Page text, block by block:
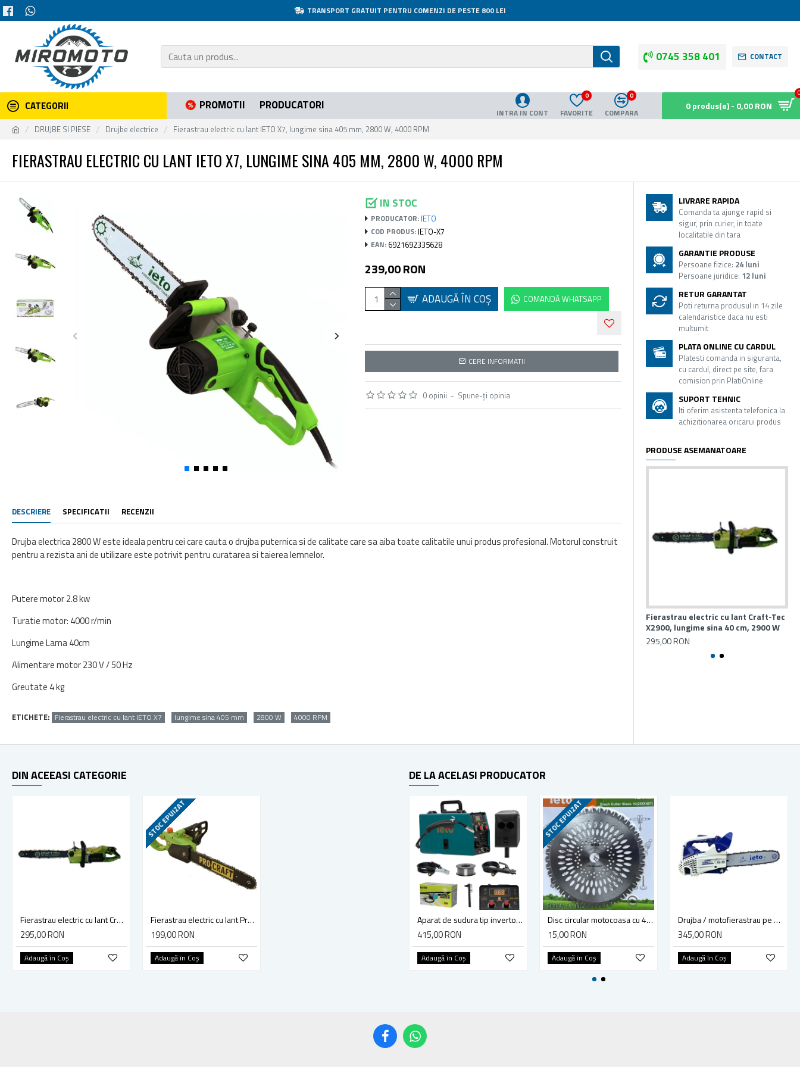
TRANSPORT GRATUIT PENTRU COMENZI DE PESTE 800 LEI
0745 358 401 CONTACT
CATEGORII PROMOTII PRODUCATORI
INTRA IN CONT FAVORITE
0
COMPARA
0
0 produs(e) - 0,00 RON
DRUJBE SI PIESE Drujbe electrice Fierastrau electric cu lant IETO X7, lungime sina 405 mm, 2800 W, 4000 RPM
FIERASTRAU ELECTRIC CU LANT IETO X7, LUNGIME SINA 405 MM, 2800 W, 4000 RPM
IN STOC
PRODUCATOR: IETO
COD PRODUS: IETO-X7
EAN: 6921692335628
0 opinii - Spune-ţi opinia
239,00 RON
ADAUGĂ ÎN COŞ COMANDĂ WHATSAPP
CERE INFORMATII
DESCRIERE SPECIFICATII RECENZII
Drujba electrica 2800 W este ideala pentru cei care cauta o drujba puternica si de calitate care sa aiba toate calitatile unui produs profesional. Motorul construit
pentru a rezista ani de utilizare este potrivit pentru curatarea si taierea lemnelor.
Putere motor 2.8 kw
Turatie motor: 4000 r/min
Lungime Lama 40cm
Alimentare motor 230 V / 50 Hz
Greutate 4 kg
ETICHETE: Fierastrau electric cu lant IETO X7 lungime sina 405 mm 2800 W 4000 RPM
LIVRARE RAPIDA
Comanda ta ajunge rapid si
sigur, prin curier, in toate
localitatile din tara
GARANTIE PRODUSE
Persoane fizice: 24 luni
Persoane juridice: 12 luni
RETUR GARANTAT
Poti returna produsul in 14 zile
calendaristice daca nu esti
multumit
PLATA ONLINE CU CARDUL
Platesti comanda in siguranta,
cu cardul, direct pe site, fara
comision prin PlatiOnline
SUPORT TEHNIC
Iti oferim asistenta telefonica la
achizitionarea oricarui produs
PRODUSE ASEMANATOARE
Fierastrau electric cu lant Craft-Tec
X2900, lungime sina 40 cm, 2900 W
295,00 RON
DIN ACEEASI CATEGORIE
Fierastrau electric cu lant Craft-Tec X2900, lungime sina 40 cm, 2900 W
295,00 RON
Adaugă în Coş
STOC EPUIZAT
Fierastrau electric cu lant Procraft K1800, lungime sina 35 cm, 1800 W
199,00 RON
Adaugă în Coş
DE LA ACELASI PRODUCATOR
Aparat de sudura tip invertor, Ieto MIG-250, sudura MIG-MMA-TIG 3 in 1 cu Afisaj LED, electrod, sarma flux 0.8mm inclusa
415,00 RON
Adaugă în Coş
STOC EPUIZAT
Disc circular motocoasa cu 40 dinti vidia 255x25.4 mm, Ieto HD-0102
15,00 RON
Adaugă în Coş
Drujba / motofierastrau pe benzina, IETO 2500, lungime sina 25 cm, 1.2 CP, 0.9 kW, 2.3 kg
345,00 RON
Adaugă în Coş